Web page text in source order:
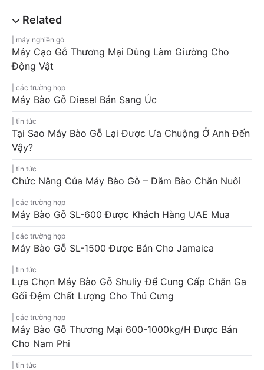
máy nghiền gỗ
Máy Cạo Gỗ Thương Mại Dùng Làm Giường Cho
Động Vật
các trường hợp
Máy Bào Gỗ Diesel Bán Sang Úc
tin tức
Tại Sao Máy Bào Gỗ Lại Được Ưa Chuộng Ở Anh Đến
Vậy?
tin tức
Chức Năng Của Máy Bào Gỗ – Dăm Bào Chăn Nuôi
các trường hợp
Máy Bào Gỗ SL-600 Được Khách Hàng UAE Mua
các trường hợp
Máy Bào Gỗ SL-1500 Được Bán Cho Jamaica
tin tức
Lựa Chọn Máy Bào Gỗ Shuliy Để Cung Cấp Chăn Ga
Gối Đệm Chất Lượng Cho Thú Cưng
các trường hợp
Máy Bào Gỗ Thương Mại 600-1000kg/h Được Bán
Cho Nam Phi
tin tức